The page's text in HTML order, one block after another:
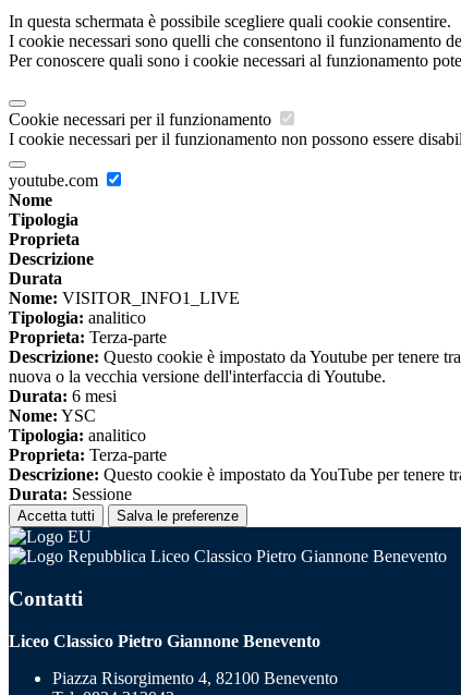
In questa schermata è possibile scegliere quali cookie consentire.
I cookie necessari sono quelli che consentono il funzionamento
Per conoscere quali sono i cookie necessari al funzionamento
Cookie necessari per il funzionamento
I cookie necessari per il funzionamento non possono essere
youtube.com
Nome
Tipologia
Proprieta
Descrizione
Durata
Nome: VISITOR_INFO1_LIVE
Tipologia: analitico
Proprieta: Terza-parte
Descrizione: Questo cookie è impostato da Youtube per tenere
nuova o la vecchia versione dell'interfaccia di Youtube.
Durata: 6 mesi
Nome: YSC
Tipologia: analitico
Proprieta: Terza-parte
Descrizione: Questo cookie è impostato da YouTube per tenere
Durata: Sessione
Accetta tutti Salva le preferenze
Liceo Classico Pietro Giannone Benevento
Contatti
Liceo Classico Pietro Giannone Benevento
Piazza Risorgimento 4, 82100 Benevento